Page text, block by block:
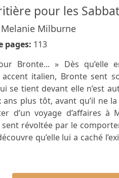
pour les
Melanie Milburne
pages: 113
Bronte... » Dès qu’elle
accent italien, Bronte sent
se tient devant elle n’est
ans plus tôt, avant qu’il ne
d’un voyage d’affaires
révoltée par le
qu’elle lui a caché